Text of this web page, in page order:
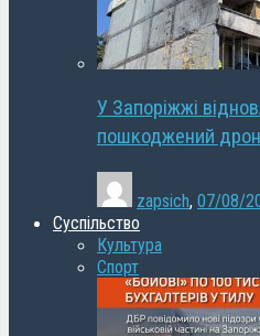
У Запоріжжі
пошкоджений
zapsich, 07/08/
Суспільство
Культура
Спорт